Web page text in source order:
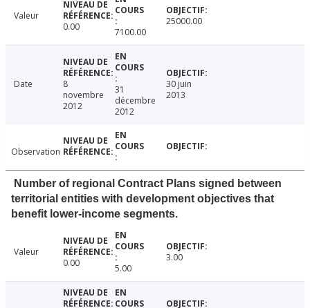
Valeur
0.00
7100.00
25000.00
Date
8
novembre
2012
31
décembre
2012
30 juin
2013
Observation
Number of regional Contract Plans signed between
territorial entities with development objectives that
benefit lower-income segments.
Valeur
0.00
5.00
3.00